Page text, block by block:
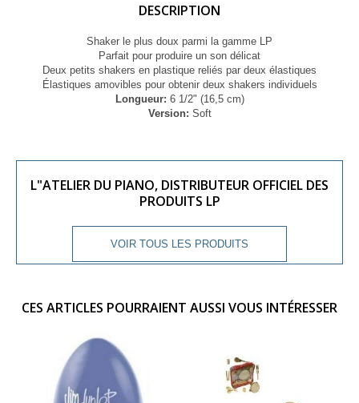
DESCRIPTION
Shaker le plus doux parmi la gamme LP
Parfait pour produire un son délicat
Deux petits shakers en plastique reliés par deux élastiques
Élastiques amovibles pour obtenir deux shakers individuels
Longueur: 6 1/2" (16,5 cm)
Version: Soft
L"ATELIER DU PIANO, DISTRIBUTEUR OFFICIEL DES
PRODUITS LP
VOIR TOUS LES PRODUITS
CES ARTICLES POURRAIENT AUSSI VOUS INTÉRESSER